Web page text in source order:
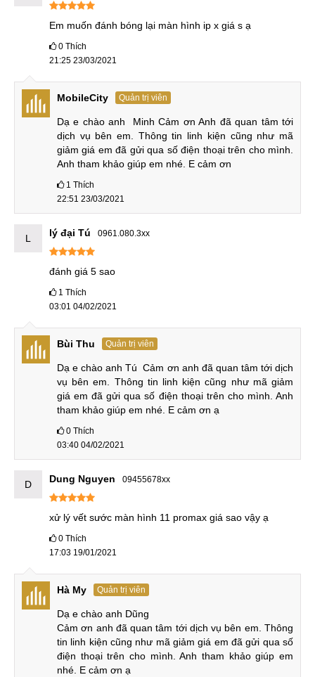
Tại Đà Nẵng
Hotline:097.123.9797
Tìm kiếm liên quan khác
xóa vết xước mặt kính iPhone 7 plus ở đâu
giá đánh bóng màn hình iphone 7 plus bao nhiêu tiền
xóa vết xước mặt kính iphone 7 uy tín
đánh bóng mặt kính iphone 7 bị xước
đánh bóng mặt kính lưng iphone 7
Em muốn đánh bóng lại màn hình ip x giá s ạ
0 Thích
21:25 23/03/2021
MobileCity Quản trị viên
Dạ e chào anh  Minh Cảm ơn Anh đã quan tâm tới
dịch vụ bên em. Thông tin linh kiện cũng như mã
giảm giá em đã gửi qua số điện thoại trên cho mình.
Anh tham khảo giúp em nhé. E cảm ơn
1 Thích
22:51 23/03/2021
L lý đại Tú 0961.080.3xx
đánh giá 5 sao
1 Thích
03:01 04/02/2021
Bùi Thu Quản trị viên
Dạ e chào anh Tú  Cảm ơn anh đã quan tâm tới dịch
vụ bên em. Thông tin linh kiện cũng như mã giảm
giá em đã gửi qua số điện thoại trên cho mình. Anh
tham khảo giúp em nhé. E cảm ơn ạ
0 Thích
03:40 04/02/2021
D Dung Nguyen 09455678xx
xử lý vết sước màn hình 11 promax giá sao vậy ạ
0 Thích
17:03 19/01/2021
Hà My Quản trị viên
Dạ e chào anh Dũng
Cảm ơn anh đã quan tâm tới dịch vụ bên em. Thông
tin linh kiện cũng như mã giảm giá em đã gửi qua số
điện thoại trên cho mình. Anh tham khảo giúp em
nhé. E cảm ơn ạ